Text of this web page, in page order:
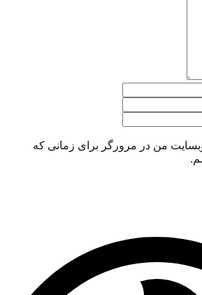
وبسایت من در مرورگر برای زمانی که